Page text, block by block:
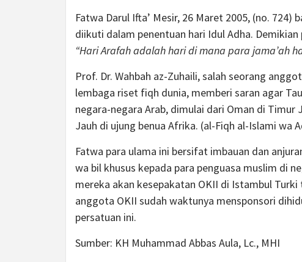
Fatwa Darul Ifta’ Mesir, 26 Maret 2005, (no.
diikuti dalam penentuan hari Idul Adha. Demikian
“Hari Arafah adalah hari di mana para jama’ah
Prof. Dr. Wahbah az-Zuhaili, salah seorang
lembaga riset fiqh dunia, memberi saran agar
negara-negara Arab, dimulai dari Oman di Timur
Jauh di ujung benua Afrika. (al-Fiqh al-Islami wa
Fatwa para ulama ini bersifat imbauan dan
wa bil khusus kepada para penguasa muslim di
mereka akan kesepakatan OKII di Istambul
anggota OKII sudah waktunya mensponsori
persatuan ini.
Sumber: KH Muhammad Abbas Aula, Lc., MHI